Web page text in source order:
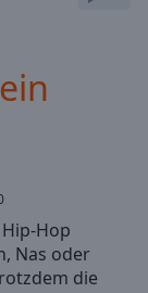
Hop
Nas oder
die